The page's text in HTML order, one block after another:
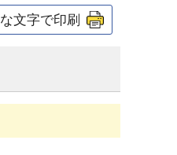
文字で印刷